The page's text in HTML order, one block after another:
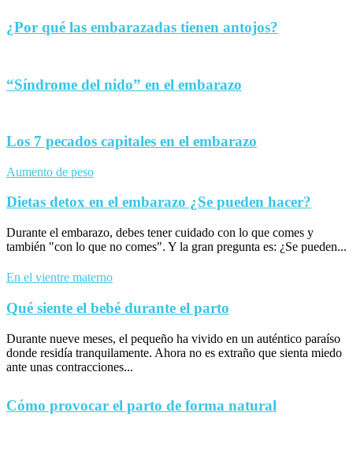
¿Por qué las embarazadas tienen antojos?
“Síndrome del nido” en el embarazo
Los 7 pecados capitales en el embarazo
Aumento de peso
Dietas detox en el embarazo ¿Se pueden hacer?
Durante el embarazo, debes tener cuidado con lo que comes y
también "con lo que no comes". Y la gran pregunta es: ¿Se pueden...
En el vientre materno
Qué siente el bebé durante el parto
Durante nueve meses, el pequeño ha vivido en un auténtico paraíso
donde residía tranquilamente. Ahora no es extraño que sienta miedo
ante unas contracciones...
Cómo provocar el parto de forma natural